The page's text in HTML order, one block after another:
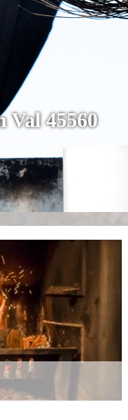
Val 45560